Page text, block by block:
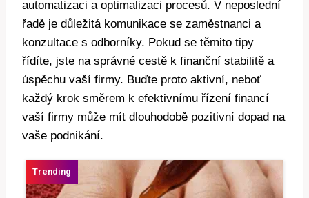
automatizaci a optimalizaci procesů. V neposlední
řadě je důležitá komunikace se zaměstnanci a
konzultace s odborníky. Pokud se těmito tipy
řídíte, jste na správné cestě k finanční stabilitě a
úspěchu vaší firmy. Buďte proto aktivní, neboť
každý krok směrem k efektivnímu řízení financí
vaší firmy může mít dlouhodobě pozitivní dopad na
vaše podnikání.